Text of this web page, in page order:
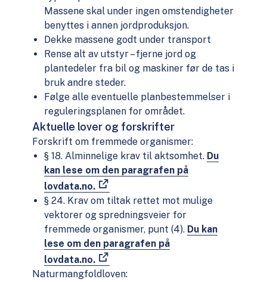
Massene skal under ingen omstendigheter
benyttes i annen jordproduksjon.
Dekke massene godt under transport
Rense alt av utstyr – fjerne jord og
plantedeler fra bil og maskiner før de tas i
bruk andre steder.
Følge alle eventuelle planbestemmelser i
reguleringsplanen for området.
Aktuelle lover og forskrifter
Forskrift om fremmede organismer:
§ 18. Alminnelige krav til aktsomhet. Du
kan lese om den paragrafen på
lovdata.no.
§ 24. Krav om tiltak rettet mot mulige
vektorer og spredningsveier for
fremmede organismer, punt (4). Du kan
lese om den paragrafen på
lovdata.no.
Naturmangfoldloven: